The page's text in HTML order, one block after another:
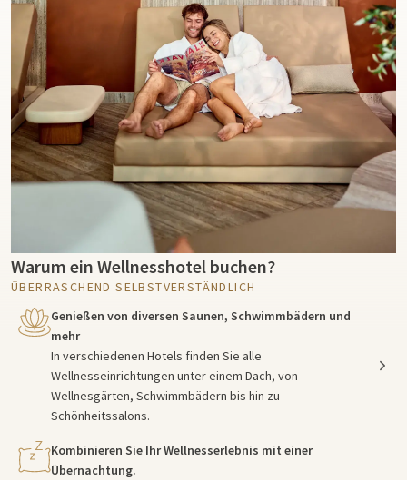
Warum ein Wellnesshotel buchen?
ÜBERRASCHEND SELBSTVERSTÄNDLICH
Genießen von diversen Saunen, Schwimmbädern und
mehr
In verschiedenen Hotels finden Sie alle
Wellnesseinrichtungen unter einem Dach, von
Wellnesgärten, Schwimmbädern bis hin zu
Schönheitssalons.
Kombinieren Sie Ihr Wellnesserlebnis mit einer
Übernachtung.